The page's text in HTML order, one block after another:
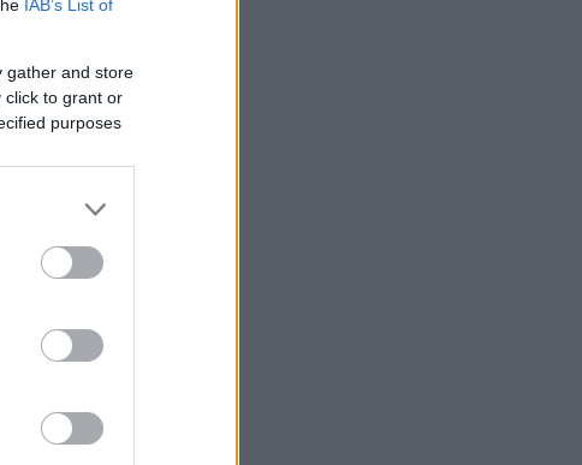
IAB’s List of
gather and store
click to grant or
purposes
gjør ting
alle
forsvant